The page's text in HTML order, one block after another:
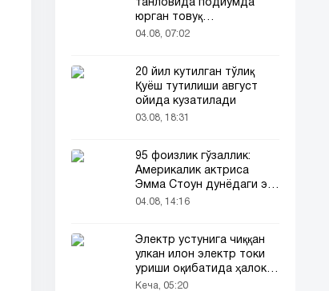
танловида подиумда
юрган товуқ
томошабинлар
04.08, 07:02
20 йил кутилган тўлиқ
Қуёш тутилиши август
ойида кузатилади
03.08, 18:31
95 фоизлик гўзаллик:
Америкалик актриса
Эмма Стоун дунёдаги энг
гўзал аёл деб топилди!
04.08, 14:16
Электр устунига чиққан
улкан илон электр токи
уриши оқибатида ҳалок
бўлди
Кеча, 05:20